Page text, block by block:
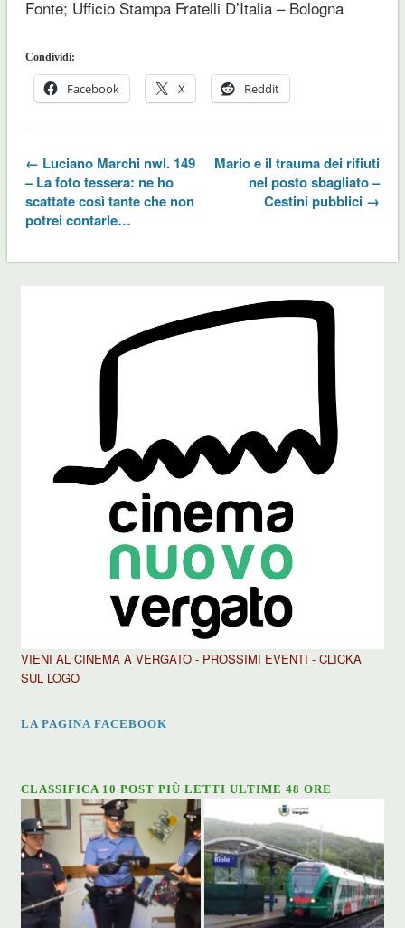
Fonte; Ufficio Stampa Fratelli D’Italia – Bologna
Condividi:
Facebook X Reddit
← Luciano Marchi nwl. 149
– La foto tessera: ne ho
scattate così tante che non
potrei contarle…
Mario e il trauma dei rifiuti
nel posto sbagliato –
Cestini pubblici →
VIENI AL CINEMA A VERGATO - PROSSIMI EVENTI - CLICKA
SUL LOGO
LA PAGINA FACEBOOK
CLASSIFICA 10 POST PIÙ LETTI ULTIME 48 ORE